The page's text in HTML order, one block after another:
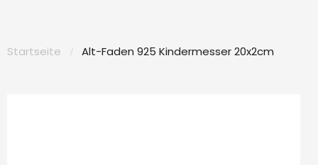
Startseite Alt-Faden 925 Kindermesser 20x2cm